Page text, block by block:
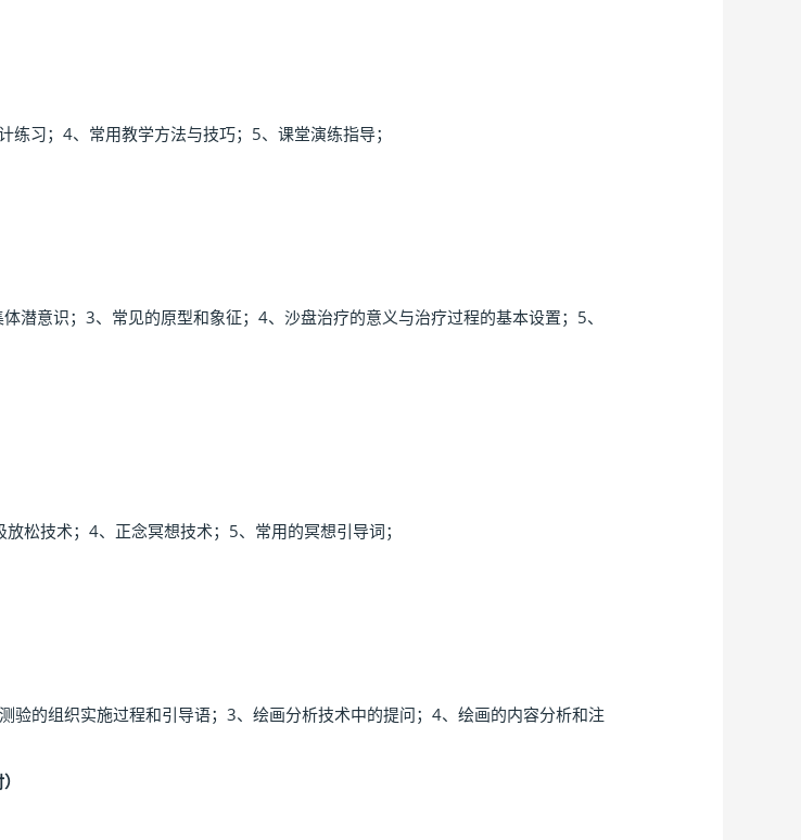
习；4、常用教学方法与技巧；5、课堂演练指导；
潜意识；3、常见的原型和象征；4、沙盘治疗的意义与治疗过程的基本设置；5、
松技术；4、正念冥想技术；5、常用的冥想引导词；
验的组织实施过程和引导语；3、绘画分析技术中的提问；4、绘画的内容分析和注